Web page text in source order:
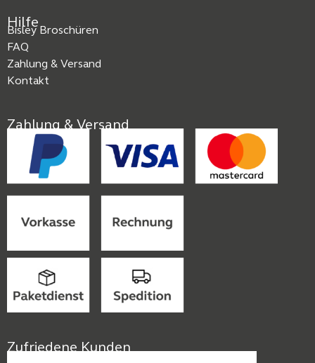
Hilfe
Bisley Broschüren
FAQ
Zahlung & Versand
Kontakt
Zahlung & Versand
Zufriedene Kunden